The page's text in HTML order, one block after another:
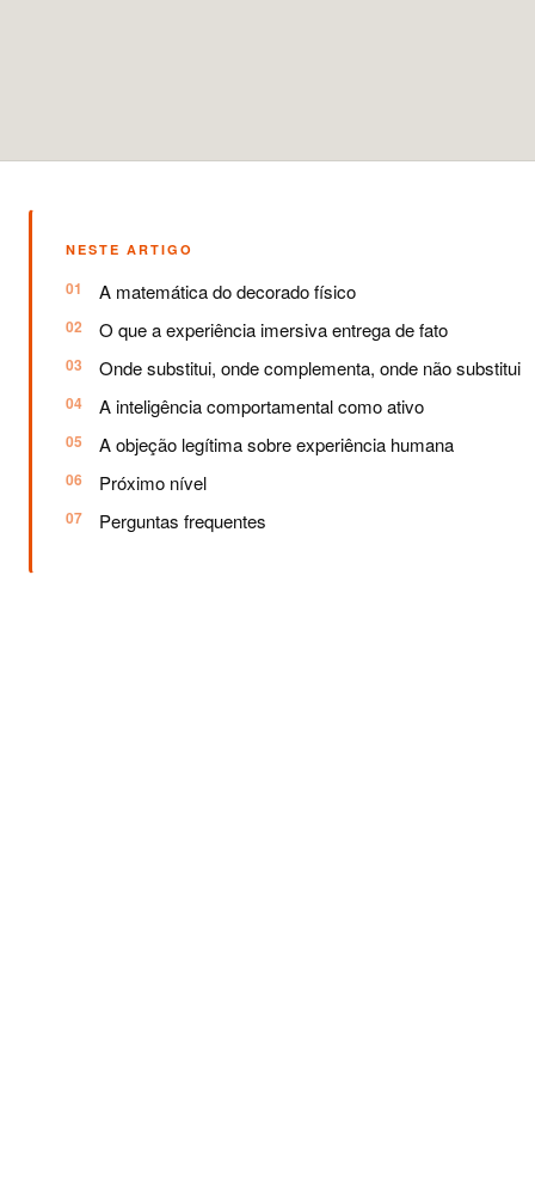
NESTE ARTIGO
A matemática do decorado físico
O que a experiência imersiva entrega de fato
Onde substitui, onde complementa, onde não substitui
A inteligência comportamental como ativo
A objeção legítima sobre experiência humana
Próximo nível
Perguntas frequentes